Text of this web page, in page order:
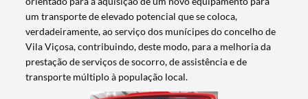
um transporte de elevado potencial que se coloca,
verdadeiramente, ao serviço dos munícipes do concelho de
Vila Viçosa, contribuindo, deste modo, para a melhoria da
prestação de serviços de socorro, de assistência e de
transporte múltiplo à população local.